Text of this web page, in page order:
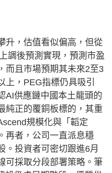
，估值看似偏高，但從
調後預測實現，預測市盈
而且市場預期其未來2至3
上，PEG指標仍具吸引
AI供應鏈中國本土龍頭的
純正的覆銅板標的，其重
規模化與「韜定
再者，公司一直派息穩
。投資者可密切跟進6月
可採取分段部署策略。筆